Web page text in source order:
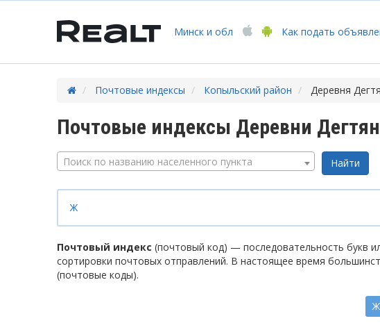
Минск и обл Как подать
Почтовые индексы Копыльский район Деревня
Почтовые индексы Деревни
Поиск по названию населенного пункта
Ж
Почтовый индекс (почтовый код) — последовательность букв
сортировки почтовых отправлений. В настоящее время
(почтовые коды).
Ж